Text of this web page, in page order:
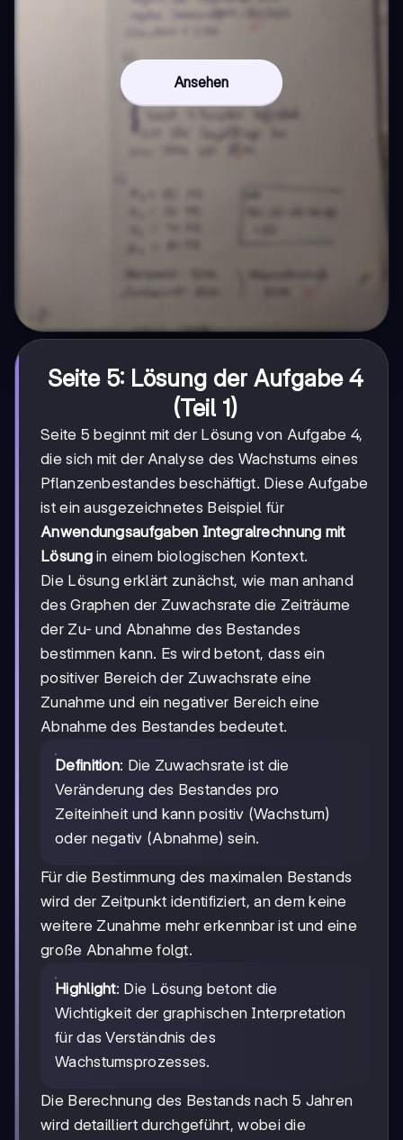
Ansehen
Seite 5: Lösung der Aufgabe 4
(Teil 1)
Seite 5 beginnt mit der Lösung von Aufgabe 4,
die sich mit der Analyse des Wachstums eines
Pflanzenbestandes beschäftigt. Diese Aufgabe
ist ein ausgezeichnetes Beispiel für
Anwendungsaufgaben Integralrechnung mit
Lösungin einem biologischen Kontext.
Die Lösung erklärt zunächst, wie man anhand
des Graphen der Zuwachsrate die Zeiträume
der Zu- und Abnahme des Bestandes
bestimmen kann. Es wird betont, dass ein
positiver Bereich der Zuwachsrate eine
Zunahme und ein negativer Bereich eine
Abnahme des Bestandes bedeutet.
Definition: Die Zuwachsrate ist die
Veränderung des Bestandes pro
Zeiteinheit und kann positiv (Wachstum)
oder negativ (Abnahme) sein.
Für die Bestimmung des maximalen Bestands
wird der Zeitpunkt identifiziert, an dem keine
weitere Zunahme mehr erkennbar ist und eine
große Abnahme folgt.
Highlight: Die Lösung betont die
Wichtigkeit der graphischen Interpretation
für das Verständnis des
Wachstumsprozesses.
Die Berechnung des Bestands nach 5 Jahren
wird detailliert durchgeführt, wobei die